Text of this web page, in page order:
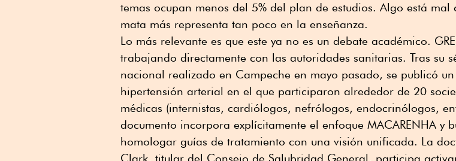
temas ocupan menos del 5% del plan de estudios. Algo está mal
mata más representa tan poco en la enseñanza.
Lo más relevante es que este ya no es un debate académico.
trabajando directamente con las autoridades sanitarias. Tras su
nacional realizado en Campeche en mayo pasado, se publicó un
hipertensión arterial en el que participaron alrededor de 20
médicas (internistas, cardiólogos, nefrólogos, endocrinólogos,
documento incorpora explícitamente el enfoque MACARENHA y
homologar guías de tratamiento con una visión unificada. La
Clark, titular del Consejo de Salubridad General, participa